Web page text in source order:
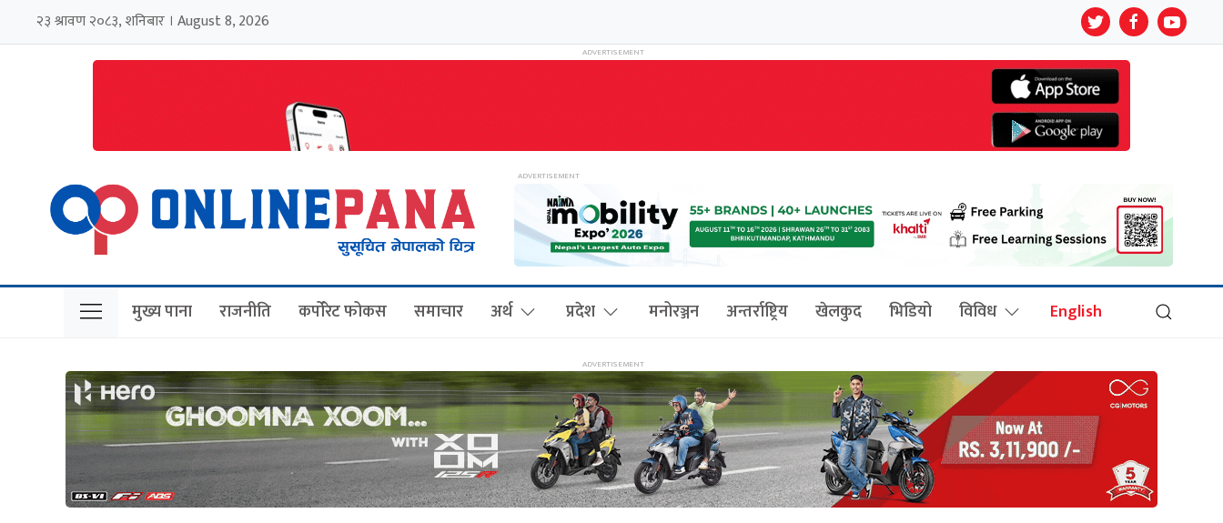
२३ श्रावण २०८३, शनिबार । August 8, 2026
मुख्य पाना राजनीति कर्पोरेट फोकस समाचार अर्थ प्रदेश मनोरञ्जन अन्तर्राष्ट्रिय खेलकुद भिडियो विविध English